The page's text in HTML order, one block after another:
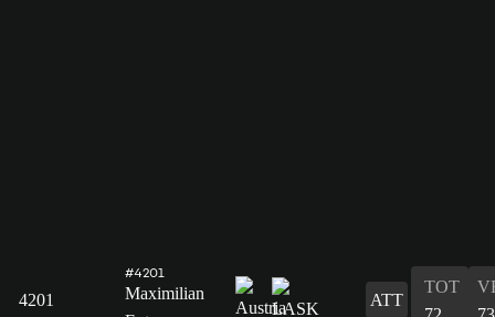
4201
#4201
Maximilian
ATT
TOT